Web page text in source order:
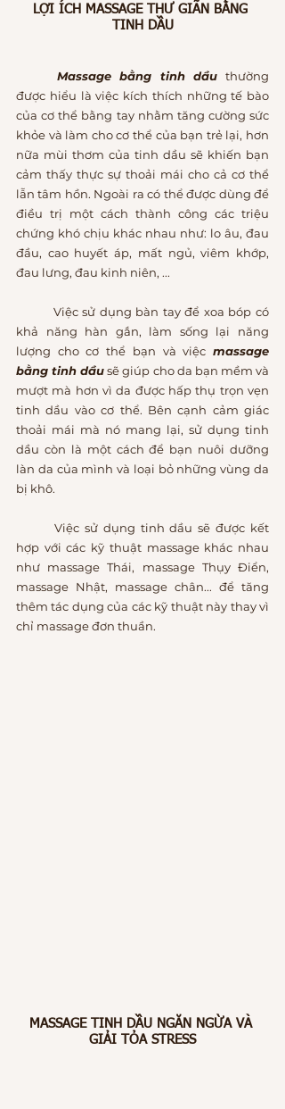
LỢI ÍCH MASSAGE THƯ GIÃN BẰNG
TINH DẦU
Massage bằng tinh dầu thường
được hiểu là việc kích thích những tế bào
của cơ thể bằng tay nhằm tăng cường sức
khỏe và làm cho cơ thể của bạn trẻ lại, hơn
nữa mùi thơm của tinh dầu sẽ khiến bạn
cảm thấy thực sự thoải mái cho cả cơ thể
lẫn tâm hồn. Ngoài ra có thể được dùng để
điều trị một cách thành công các triệu
chứng khó chịu khác nhau như: lo âu, đau
đầu, cao huyết áp, mất ngủ, viêm khớp,
đau lưng, đau kinh niên, ...
khả năng hàn gắn, làm sống lại năng
lượng cho cơ thể bạn và việc massage
bằng tinh dầu sẽ giúp cho da bạn mềm và
mượt mà hơn vì da được hấp thụ trọn vẹn
tinh dầu vào cơ thể. Bên cạnh cảm giác
thoải mái mà nó mang lại, sử dụng tinh
dầu còn là một cách để bạn nuôi dưỡng
làn da của mình và loại bỏ những vùng da
bị khô.
hợp với các kỹ thuật massage khác nhau
như massage Thái, massage Thụy Điển,
massage Nhật, massage chân... để tăng
thêm tác dụng của các kỹ thuật này thay vì
chỉ massage đơn thuần.
MASSAGE TINH DẦU NGĂN NGỪA VÀ
GIẢI TỎA STRESS